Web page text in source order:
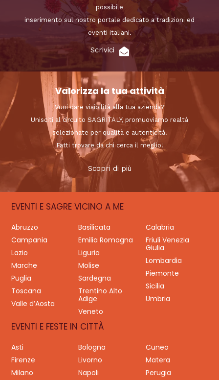
possibile
inserimento sul nostro portale dedicato a tradizioni ed
eventi italiani.
Scrivici
Valorizza la tua attività
Vuoi dare visibilità alla tua azienda?
Unisciti al circuito SAGRITALY, promuoviamo realtà
selezionate per qualità e autenticità.
Fatti trovare da chi cerca il meglio!
Scopri di più
EVENTI E SAGRE VICINO A ME
Abruzzo Basilicata
Calabria
Campania
Emilia Romagna
Friuli Venezia
Giulia
Lazio
Liguria
Lombardia
Marche
Molise
Piemonte
Puglia
Sardegna
Sicilia
Toscana
Trentino Alto
Adige
Umbria
Valle d’Aosta
Veneto
EVENTI E FESTE IN CITTÀ
Asti Bologna
Cuneo
Firenze
Livorno
Matera
Milano
Napoli
Perugia